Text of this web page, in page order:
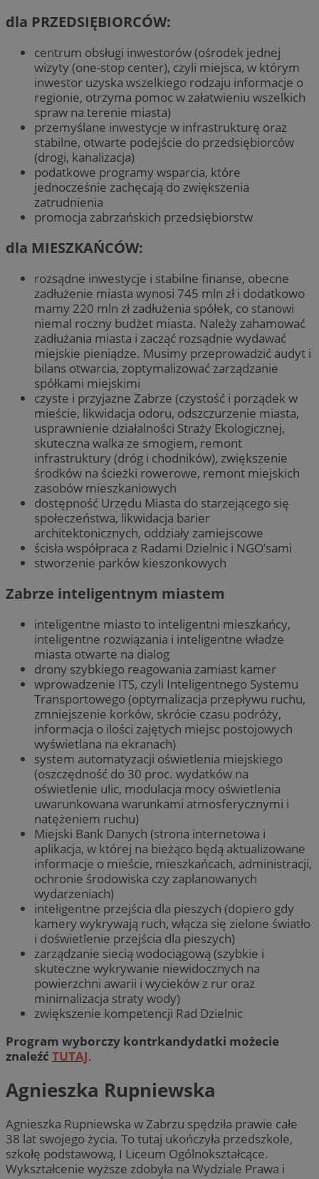
dla PRZEDSIĘBIORCÓW:
centrum obsługi inwestorów (ośrodek jednej
wizyty (one-stop center), czyli miejsca, w którym
inwestor uzyska wszelkiego rodzaju informacje o
regionie, otrzyma pomoc w załatwieniu wszelkich
spraw na terenie miasta)
przemyślane inwestycje w infrastrukturę oraz
stabilne, otwarte podejście do przedsiębiorców
(drogi, kanalizacja)
podatkowe programy wsparcia, które
jednocześnie zachęcają do zwiększenia
zatrudnienia
promocja zabrzańskich przedsiębiorstw
dla MIESZKAŃCÓW:
rozsądne inwestycje i stabilne finanse, obecne
zadłużenie miasta wynosi 745 mln zł i dodatkowo
mamy 220 mln zł zadłużenia spółek, co stanowi
niemal roczny budżet miasta. Należy zahamować
zadłużania miasta i zacząć rozsądnie wydawać
miejskie pieniądze. Musimy przeprowadzić audyt i
bilans otwarcia, zoptymalizować zarządzanie
spółkami miejskimi
czyste i przyjazne Zabrze (czystość i porządek w
mieście, likwidacja odoru, odszczurzenie miasta,
usprawnienie działalności Straży Ekologicznej,
skuteczna walka ze smogiem, remont
infrastruktury (dróg i chodników), zwiększenie
środków na ścieżki rowerowe, remont miejskich
zasobów mieszkaniowych
dostępność Urzędu Miasta do starzejącego się
społeczeństwa, likwidacja barier
architektonicznych, oddziały zamiejscowe
ścisła współpraca z Radami Dzielnic i NGO’sami
stworzenie parków kieszonkowych
Zabrze inteligentnym miastem
inteligentne miasto to inteligentni mieszkańcy,
inteligentne rozwiązania i inteligentne władze
miasta otwarte na dialog
drony szybkiego reagowania zamiast kamer
wprowadzenie ITS, czyli Inteligentnego Systemu
Transportowego (optymalizacja przepływu ruchu,
zmniejszenie korków, skrócie czasu podróży,
informacja o ilości zajętych miejsc postojowych
wyświetlana na ekranach)
system automatyzacji oświetlenia miejskiego
(oszczędność do 30 proc. wydatków na
oświetlenie ulic, modulacja mocy oświetlenia
uwarunkowana warunkami atmosferycznymi i
natężeniem ruchu)
Miejski Bank Danych (strona internetowa i
aplikacja, w której na bieżąco będą aktualizowane
informacje o mieście, mieszkańcach, administracji,
ochronie środowiska czy zaplanowanych
wydarzeniach)
inteligentne przejścia dla pieszych (dopiero gdy
kamery wykrywają ruch, włącza się zielone światło
i doświetlenie przejścia dla pieszych)
zarządzanie siecią wodociągową (szybkie i
skuteczne wykrywanie niewidocznych na
powierzchni awarii i wycieków z rur oraz
minimalizacja straty wody)
zwiększenie kompetencji Rad Dzielnic
Program wyborczy kontrkandydatki możecie
znaleźć TUTAJ.
Agnieszka Rupniewska
Agnieszka Rupniewska w Zabrzu spędziła prawie całe
38 lat swojego życia. To tutaj ukończyła przedszkole,
szkołę podstawową, I Liceum Ogólnokształcące.
Wykształcenie wyższe zdobyła na Wydziale Prawa i